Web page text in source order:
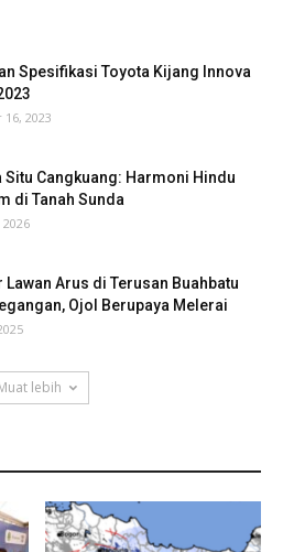
Spesifikasi Toyota Kijang Innova
2023
Situ Cangkuang: Harmoni Hindu
di Tanah Sunda
2026
Lawan Arus di Terusan Buahbatu
Ojol Berupaya Melerai
lebih